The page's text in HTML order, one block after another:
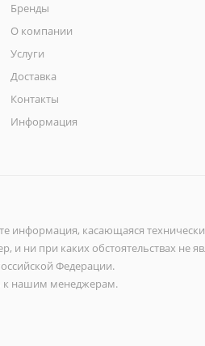
Бренды
О компании
Услуги
Доставка
Контакты
Информация
информация, касающаяся
и ни при каких обстоятельствах не
Федерации.
к нашим менеджерам.